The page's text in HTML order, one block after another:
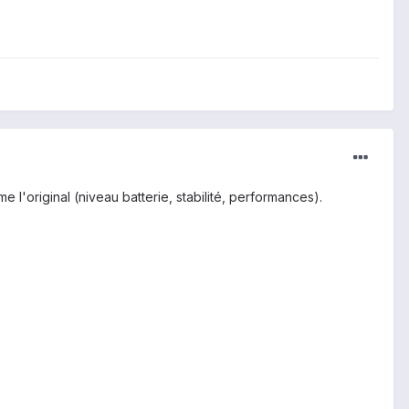
l'original (niveau batterie, stabilité, performances).